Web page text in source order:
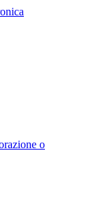
o